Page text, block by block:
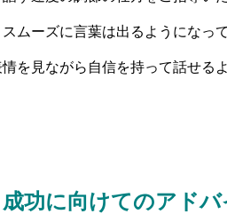
ムーズに言葉は出るようになっ
を見ながら自信を持って話せる
成功に向けてのアドバ